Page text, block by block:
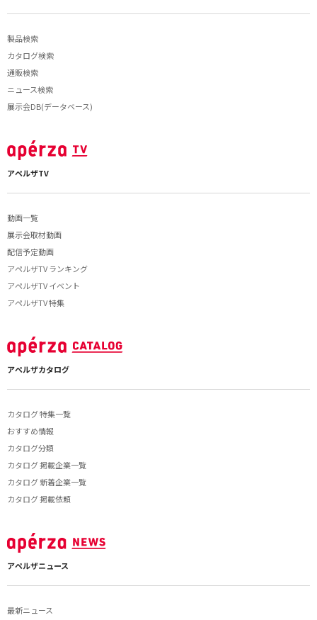
製品検索
カタログ検索
通販検索
ニュース検索
展示会DB(データベース)
アペルザTV
動画一覧
展示会取材動画
配信予定動画
アペルザTV ランキング
アペルザTV イベント
アペルザTV 特集
アペルザカタログ
カタログ 特集一覧
おすすめ情報
カタログ分類
カタログ 掲載企業一覧
カタログ 新着企業一覧
カタログ 掲載依頼
アペルザニュース
最新ニュース